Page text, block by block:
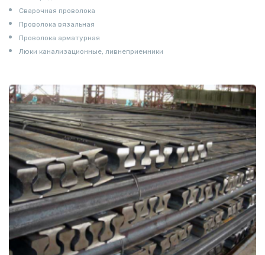
Сварочная проволока
Проволока вязальная
Проволока арматурная
Люки канализационные, ливнеприемники